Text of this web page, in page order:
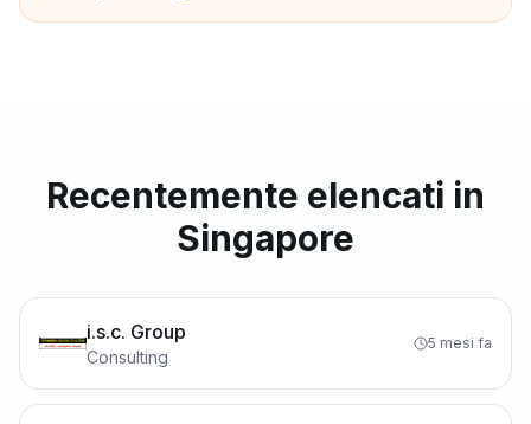
Recentemente elencati in
Singapore
i.s.c. Group
Consulting
5 mesi fa